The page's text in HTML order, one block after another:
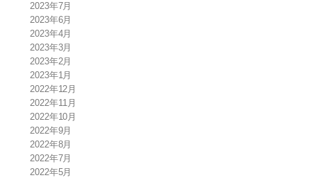
2023年7月
2023年6月
2023年4月
2023年3月
2023年2月
2023年1月
2022年12月
2022年11月
2022年10月
2022年9月
2022年8月
2022年7月
2022年5月